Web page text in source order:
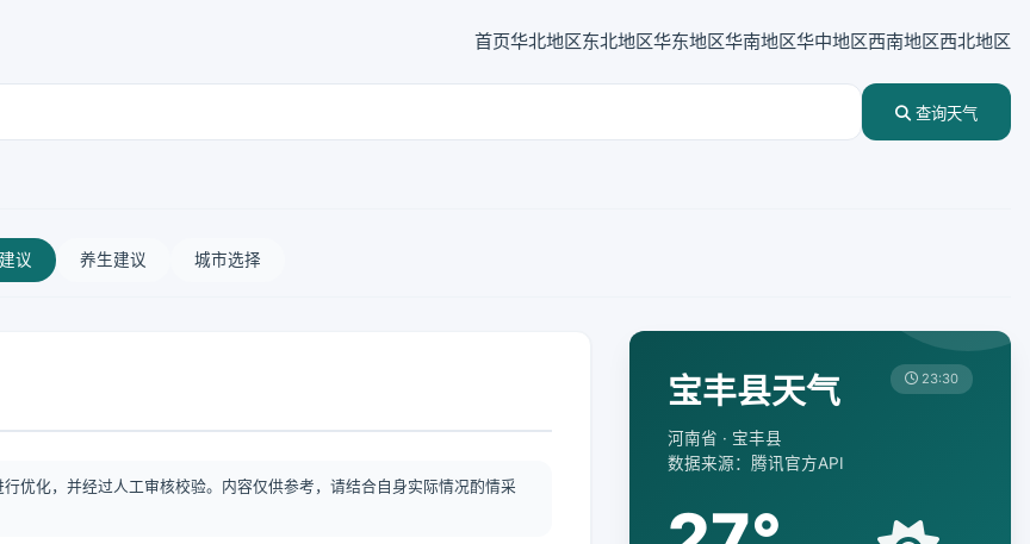
首页华北地区东北地区华东地区华南地区华中地区西南地区西北地区
查询天气
议 养生建议 城市选择
优化，并经过人工审核校验。内容仅供参考，请结合自身实际情况酌情采
宝丰县天气
河南省 · 宝丰县
数据来源：腾讯官方API
23:30